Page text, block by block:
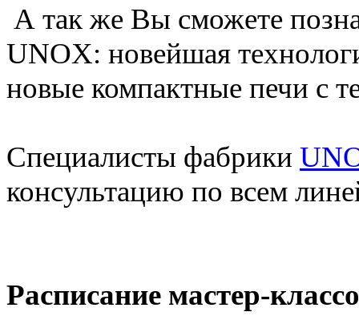
А так же Вы сможете
UNOX: новейшая
новые компактные печи с
Специалисты фабрики
консультацию по всем
Расписание мастер-